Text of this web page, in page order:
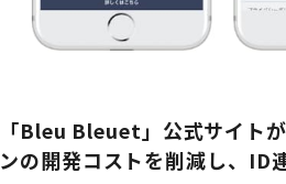
「Bleu Bleuet」公式サイト
ンの開発コストを削減し、ID